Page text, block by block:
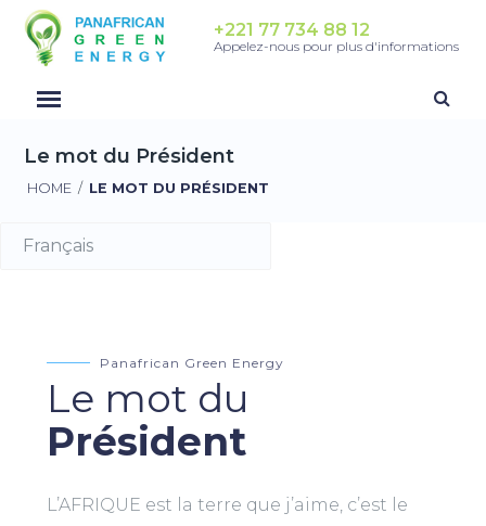
+221 77 734 88 12
Appelez-nous pour plus d'informations
Le mot du Président
HOME / LE MOT DU PRÉSIDENT
Panafrican Green Energy
Le mot du
Président
L’AFRIQUE est la terre que j’aime, c’est le